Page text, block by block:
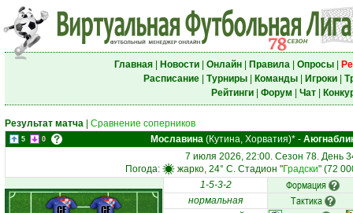
Главная| Новости| Онлайн| Правила| Опросы|
Расписание| Турниры| Команды| Игроки|
Рейтинги| Форум Чат|
Результат матча Сравнение соперников
5 0 Мославина(Кутина, Хорватия)*-
7 июля 2026, 22:00. Сезон 78. День
Погода:
жарко, 24° C. Стадион "Градски" (72
CF CF
1-5-3-2 Формация
нормальная Тактика